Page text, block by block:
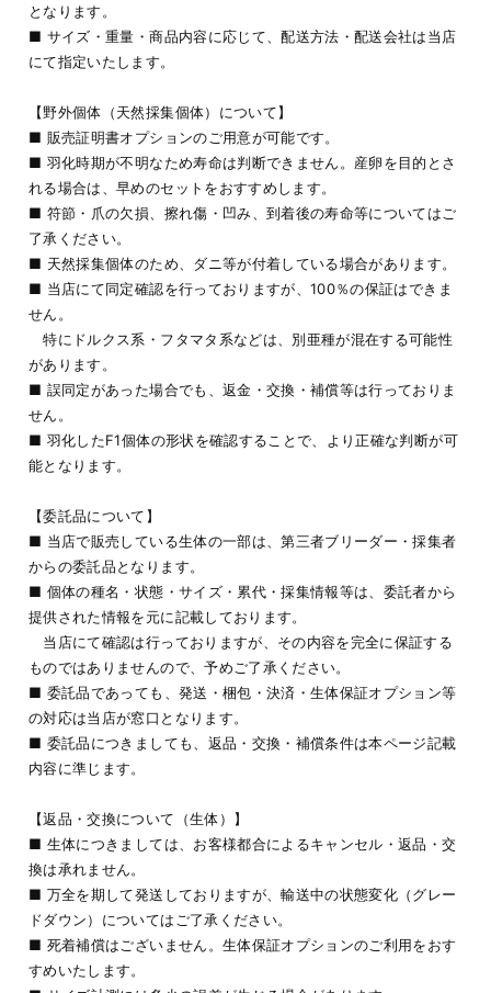
となります。
■ サイズ・重量・商品内容に応じて、配送方法・配送会社は当店
にて指定いたします。
【野外個体（天然採集個体）について】
■ 販売証明書オプションのご用意が可能です。
■ 羽化時期が不明なため寿命は判断できません。産卵を目的とさ
れる場合は、早めのセットをおすすめします。
■ 符節・爪の欠損、擦れ傷・凹み、到着後の寿命等についてはご
了承ください。
■ 天然採集個体のため、ダニ等が付着している場合があります。
■ 当店にて同定確認を行っておりますが、100％の保証はできま
せん。
特にドルクス系・フタマタ系などは、別亜種が混在する可能性
があります。
■ 誤同定があった場合でも、返金・交換・補償等は行っておりま
せん。
■ 羽化したF1個体の形状を確認することで、より正確な判断が可
能となります。
【委託品について】
■ 当店で販売している生体の一部は、第三者ブリーダー・採集者
からの委託品となります。
■ 個体の種名・状態・サイズ・累代・採集情報等は、委託者から
提供された情報を元に記載しております。
当店にて確認は行っておりますが、その内容を完全に保証する
ものではありませんので、予めご了承ください。
■ 委託品であっても、発送・梱包・決済・生体保証オプション等
の対応は当店が窓口となります。
■ 委託品につきましても、返品・交換・補償条件は本ページ記載
内容に準じます。
【返品・交換について（生体）】
■ 生体につきましては、お客様都合によるキャンセル・返品・交
換は承れません。
■ 万全を期して発送しておりますが、輸送中の状態変化（グレー
ドダウン）についてはご了承ください。
■ 死着補償はございません。生体保証オプションのご利用をおす
すめいたします。